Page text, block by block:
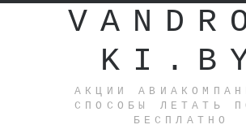
АКЦИИ
СПОСОБЫ ЛЕТАТЬ
БЕСПЛАТНО